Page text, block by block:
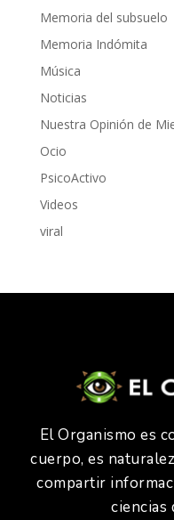
Memoria del subsuelo
Memoria Indómita
Música
Noticias
Nuestra Opinión de
Ocio
PsicoActivo
Videos
viral
El Organismo es
cuerpo, es
compartir
ciencias